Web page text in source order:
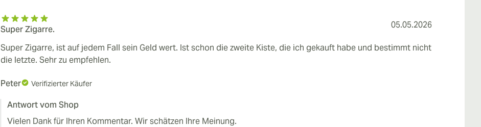
Super Zigarre. 05.05.2026
Super Zigarre, ist auf jedem Fall sein Geld wert. Ist schon die zweite Kiste, die ich gekauft habe und bestimmt nicht
die letzte. Sehr zu empfehlen.
Peter Verifizierter Käufer
Antwort vom Shop
Vielen Dank für Ihren Kommentar. Wir schätzen Ihre Meinung.